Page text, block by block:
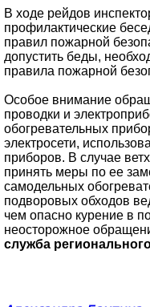
В ходе рейдов
профилактические
правил пожарной
допустить беды,
правила пожарной
Особое внимание
проводки и
обогревательных
электросети,
приборов. В случае
принять меры по ее
самодельных
подворовых обходов
чем опасно курение в
неосторожное
служба